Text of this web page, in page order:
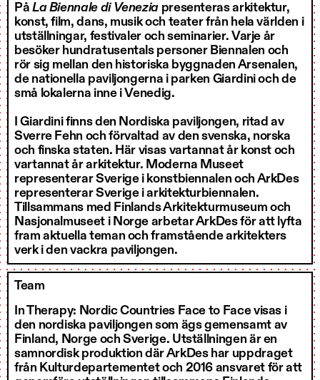
På La Biennale di Venezia presenteras arkitektur,
konst, film, dans, musik och teater från hela världen i
utställningar, festivaler och seminarier. Varje år
besöker hundratusentals personer Biennalen och
rör sig mellan den historiska byggnaden Arsenalen,
de nationella paviljongerna i parken Giardini och de
små lokalerna inne i Venedig.
I Giardini finns den Nordiska paviljongen, ritad av
Sverre Fehn och förvaltad av den svenska, norska
och finska staten. Här visas vartannat år konst och
vartannat år arkitektur. Moderna Museet
representerar Sverige i konstbiennalen och ArkDes
representerar Sverige i arkitekturbiennalen.
Tillsammans med Finlands Arkitekturmuseum och
Nasjonalmuseet i Norge arbetar ArkDes för att lyfta
fram aktuella teman och framstående arkitekters
verk i den vackra paviljongen.
Team
In Therapy: Nordic Countries Face to Face visas i
den nordiska paviljongen som ägs gemensamt av
Finland, Norge och Sverige. Utställningen är en
samnordisk produktion där ArkDes har uppdraget
från Kulturdepartementet och 2016 ansvaret för att